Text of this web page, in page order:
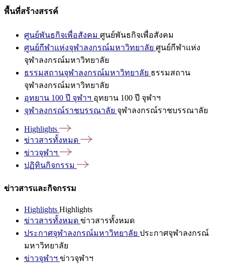
พื้นที่สร้างสรรค์
ศูนย์พันธกิจเพื่อสังคม ศูนย์พันธกิจเพื่อสังคม
ศูนย์กีฬาแห่งจุฬาลงกรณ์มหาวิทยาลัย ศูนย์กีฬาแห่ง
จุฬาลงกรณ์มหาวิทยาลัย
ธรรมสถานจุฬาลงกรณ์มหาวิทยาลัย ธรรมสถาน
จุฬาลงกรณ์มหาวิทยาลัย
อุทยาน 100 ปี จุฬาฯ อุทยาน 100 ปี จุฬาฯ
จุฬาลงกรณ์ราชบรรณาลัย จุฬาลงกรณ์ราชบรรณาลัย
Highlights
ข่าวสารทั้งหมด
ข่าวจุฬาฯ
ปฏิทินกิจกรรม
ข่าวสารและกิจกรรม
Highlights Highlights
ข่าวสารทั้งหมด ข่าวสารทั้งหมด
ประกาศจุฬาลงกรณ์มหาวิทยาลัย ประกาศจุฬาลงกรณ์
มหาวิทยาลัย
ข่าวจุฬาฯ ข่าวจุฬาฯ